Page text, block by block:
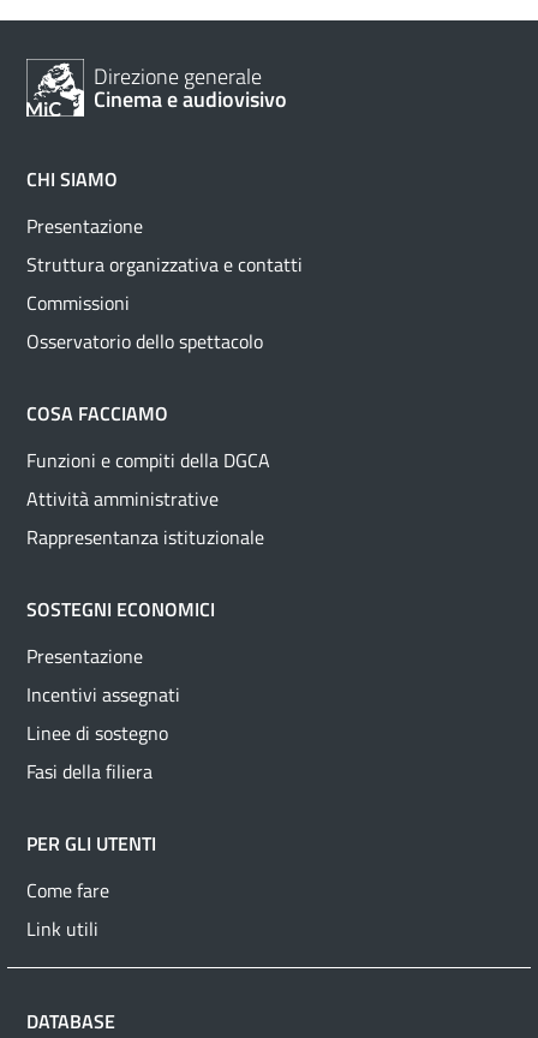
Direzione generale
Cinema e audiovisivo
CHI SIAMO
Presentazione
Struttura organizzativa e contatti
Commissioni
Osservatorio dello spettacolo
COSA FACCIAMO
Funzioni e compiti della DGCA
Attività amministrative
Rappresentanza istituzionale
SOSTEGNI ECONOMICI
Presentazione
Incentivi assegnati
Linee di sostegno
Fasi della filiera
PER GLI UTENTI
Come fare
Link utili
DATABASE